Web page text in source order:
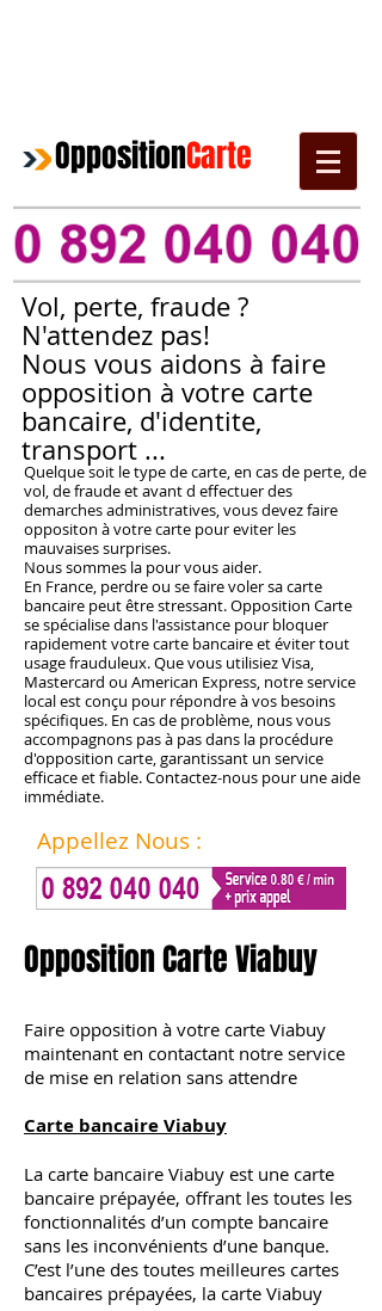
OppositionCarte
Vol, perte, fraude ?
N'attendez pas!
Nous vous aidons à faire
opposition à votre carte
bancaire, d'identite,
transport ...
Quelque soit le type de carte, en cas de perte, de
vol, de fraude et avant d effectuer des
demarches administratives, vous devez faire
oppositon àvotre carte pour eviter les
mauvaises surprises.
Nous sommes la pour vous aider.
En France, perdre ou se faire voler sa carte
bancaire peut être stressant. Opposition Carte
se spécialise dans l'assistance pour bloquer
rapidement votre carte bancaire et éviter tout
usage frauduleux. Que vous utilisiez Visa,
Mastercard ou American Express, notre service
local est conçu pour répondre à vos besoins
spécifiques. En cas de problème, nous vous
accompagnons pas à pas dans la procédure
d'opposition carte, garantissant un service
efficace et fiable. Contactez-nous pour une aide
immédiate.
Appellez Nous :
Opposition Carte Viabuy
Faire opposition à votre carte Viabuy
maintenant en contactant notre service
de mise en relation sans attendre
Carte bancaire Viabuy
La carte bancaire Viabuy est une carte
bancaire prépayée, offrant les toutes les
fonctionnalités d’un compte bancaire
sans les inconvénients d’une banque.
C’est l’une des toutes meilleures cartes
bancaires prépayées, la carte Viabuy